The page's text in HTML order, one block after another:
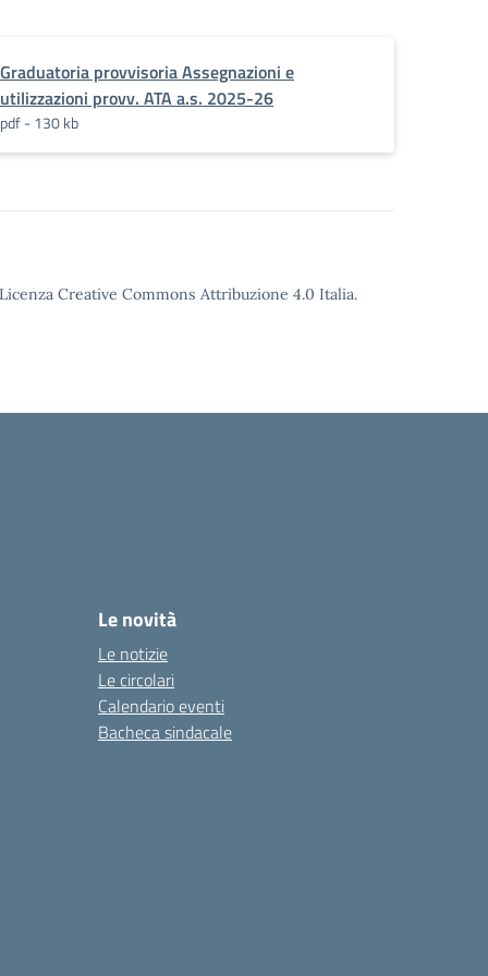
Graduatoria provvisoria Assegnazioni e
utilizzazioni provv. ATA a.s. 2025-26
pdf - 130 kb
Creative Commons Attribuzione 4.0 Italia.
Le novità
Le notizie
Le circolari
Calendario eventi
Bacheca sindacale